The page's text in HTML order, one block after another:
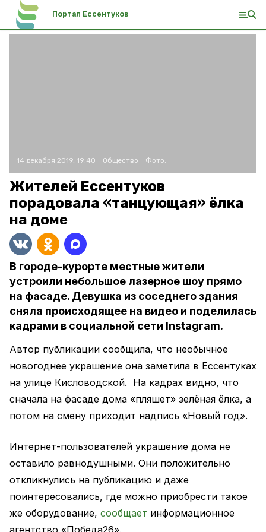
Портал Ессентуков
14 декабря 2019, 19:40 Общество Фото:
Жителей Ессентуков
порадовала «танцующая» ёлка
на доме
В городе-курорте местные жители
устроили небольшое лазерное шоу прямо
на фасаде. Девушка из соседнего здания
сняла происходящее на видео и поделилась
кадрами в социальной сети Instagram.
Автор публикации сообщила, что необычное
новогоднее украшение она заметила в Ессентуках
на улице Кисловодской. На кадрах видно, что
сначала на фасаде дома «пляшет» зелёная ёлка, а
потом на смену приходит надпись «Новый год».
Интернет-пользователей украшение дома не
оставило равнодушными. Они положительно
откликнулись на публикацию и даже
поинтересовались, где можно приобрести такое
же оборудование, сообщает информационное
агентство «Победа26».